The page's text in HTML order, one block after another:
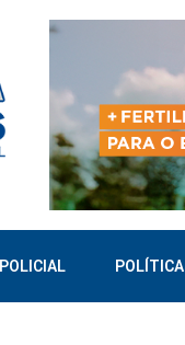
POLICIAL POLÍTICA